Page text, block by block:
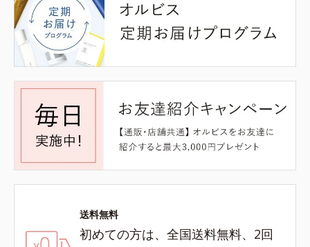
送料無料
初めての方は、全国送料無料、2回